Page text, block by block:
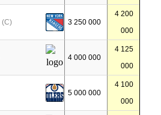
(C) 3 250 000
4 200
000
4 000 000
4 125
000
5 000 000
4 100
000